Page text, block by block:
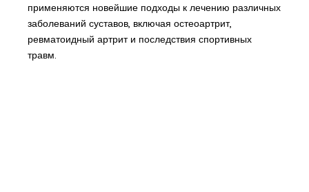
применяются новейшие подходы к лечению различных
заболеваний суставов, включая остеоартрит,
ревматоидный артрит и последствия спортивных
травм.